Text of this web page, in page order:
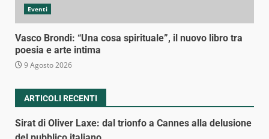
Eventi
Vasco Brondi: “Una cosa spirituale”, il nuovo libro tra
poesia e arte intima
9 Agosto 2026
ARTICOLI RECENTI
Sirat di Oliver Laxe: dal trionfo a Cannes alla delusione